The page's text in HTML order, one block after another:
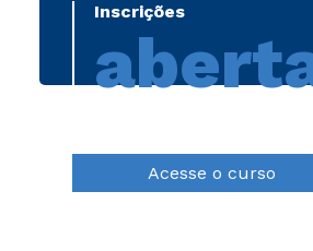
Inscrições
Acesse o curso